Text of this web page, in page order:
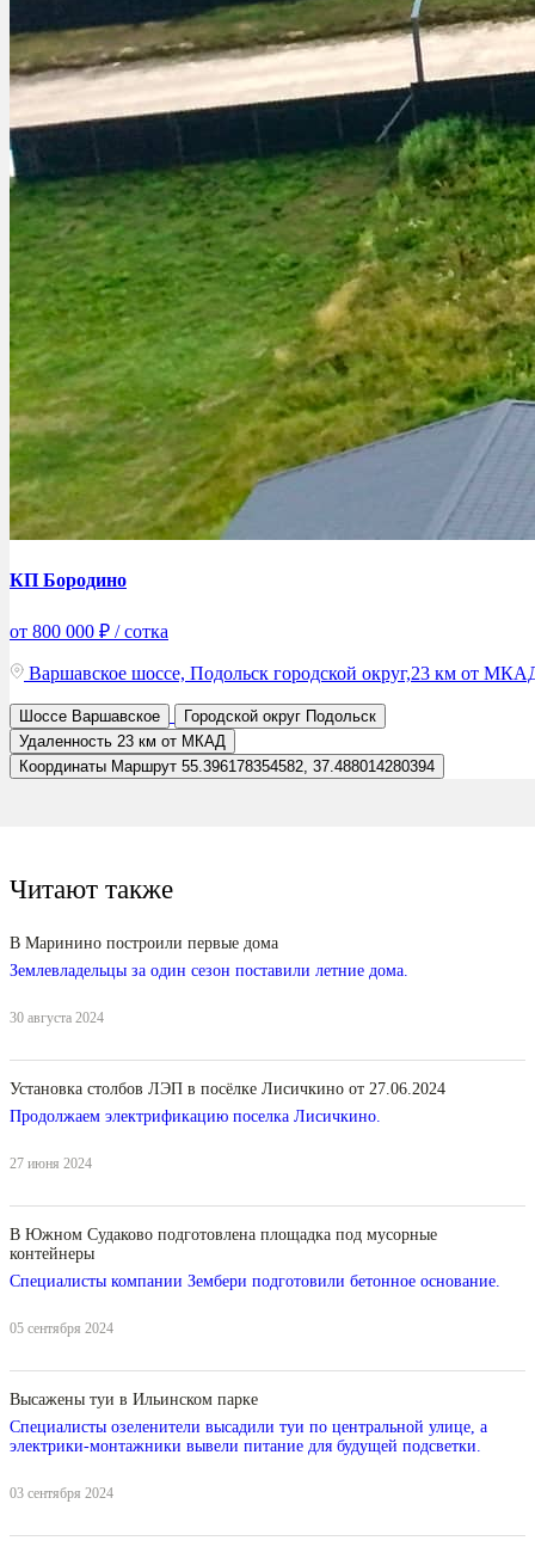
КП Бородино
от 800 000 ₽ / сотка
Варшавское шоссе, Подольск городской округ,23 км от
Шоссе Варшавское Городской округ Подольск
Удаленность 23 км от МКАД
Координаты Маршрут 55.396178354582, 37.488014280394
Читают также
В Маринино построили первые дома
Землевладельцы за один сезон поставили летние дома.
30 августа 2024
Установка столбов ЛЭП в посёлке Лисичкино от 27.06.2024
Продолжаем электрификацию поселка Лисичкино.
27 июня 2024
В Южном Судаково подготовлена площадка под мусорные
контейнеры
Специалисты компании Зембери подготовили бетонное основание.
05 сентября 2024
Высажены туи в Ильинском парке
Специалисты озеленители высадили туи по центральной улице, а
электрики-монтажники вывели питание для будущей подсветки.
03 сентября 2024